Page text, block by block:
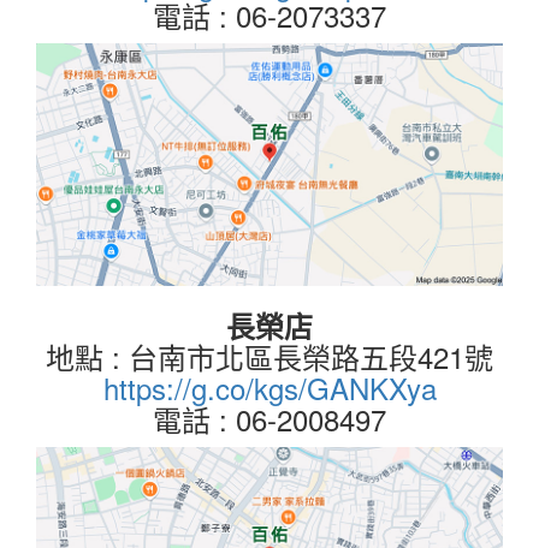
電話 : 06-2073337
長榮店
地點 : 台南市北區長榮路五段421號
https://g.co/kgs/GANKXya
電話 : 06-2008497